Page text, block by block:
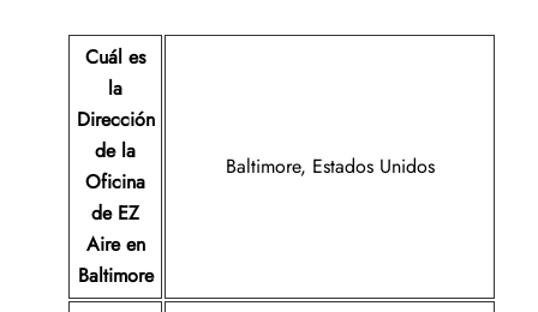
Cuál es
la
Dirección
de la
Oficina
de EZ
Aire en
Baltimore
Baltimore, Estados Unidos